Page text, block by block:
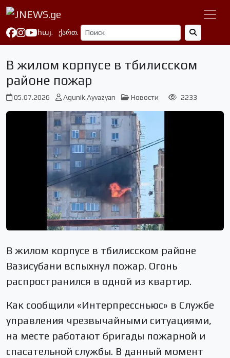
հայ. ქართ.
В жилом корпусе в тбилисском
районе пожар
05.07.2026 Agunik Ayvazyan Новости 2233
В жилом корпусе в тбилисском районе
Вазисубани вспыхнул пожар. Огонь
распространился в одной из квартир.
Как сообщили «Интерпрессньюс» в Службе
управления чрезвычайными ситуациями,
на месте работают бригады пожарной и
спасательной службы. В данный момент